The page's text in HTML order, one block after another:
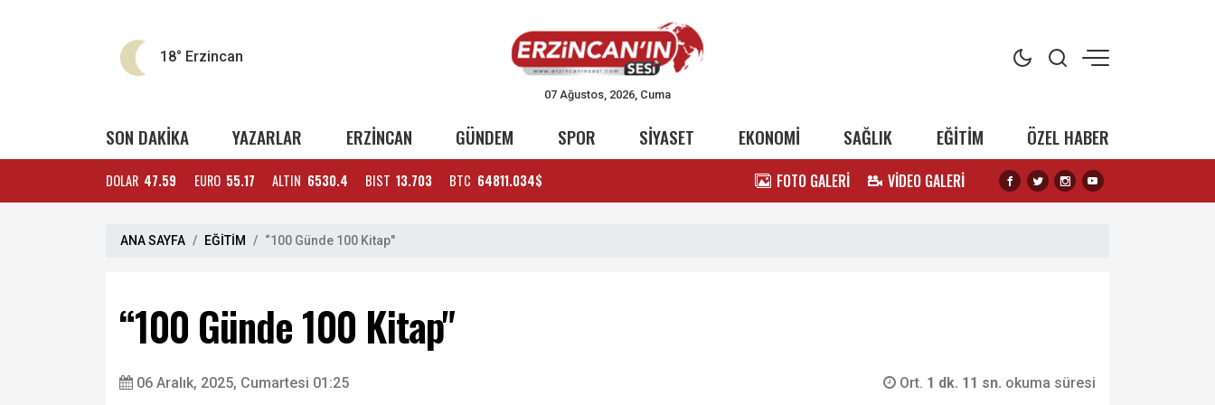
18° Erzincan
07 Ağustos, 2026, Cuma
SON DAKİKA YAZARLAR ERZİNCAN GÜNDEM SPOR SİYASET EKONOMİ SAĞLIK EĞİTİM ÖZEL HABER
DOLAR 47.59 EURO 55.17 ALTIN 6530.4 BIST 13.703 BTC 64811.034$ FOTO GALERİ VİDEO GALERİ
ANA SAYFA EĞİTİM “100 Günde 100 Kitap"
“100 Günde 100 Kitap"
06 Aralık, 2025, Cumartesi 01:25 Ort. 1 dk. 11 sn. okuma süresi